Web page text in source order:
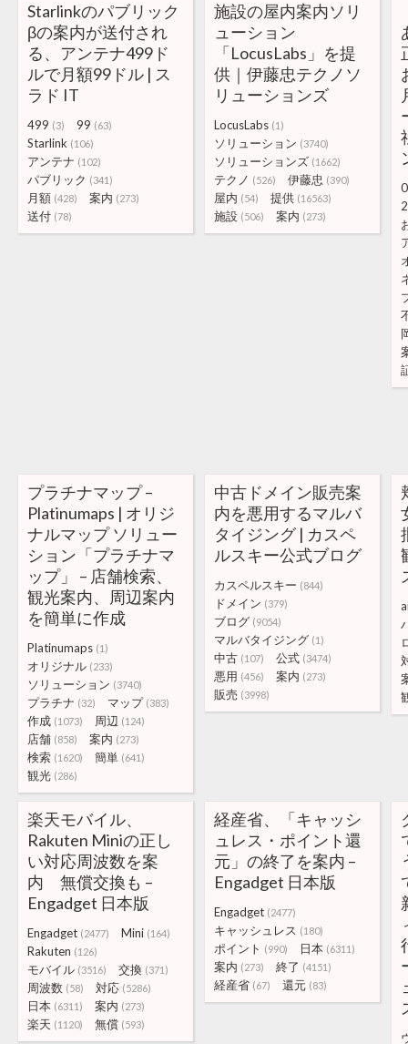
Starlinkのパブリック
βの案内が送付され
る、アンテナ499ド
ルで月額99ドル | ス
ラド IT
499 (3) 99 (63)
Starlink (106)
アンテナ (102)
パブリック (341)
月額 (428) 案内 (273)
送付 (78)
施設の屋内案内ソリ
ューション
「LocusLabs」を提
供｜伊藤忠テクノソ
リューションズ
LocusLabs (1)
ソリューション (3740)
ソリューションズ (1662)
テクノ (526) 伊藤忠 (390)
屋内 (54) 提供 (16563)
施設 (506) 案内 (273)
プラチナマップ –
Platinumaps | オリジ
ナルマップ ソリュー
ション「プラチナマ
ップ」 – 店舗検索、
観光案内、周辺案内
を簡単に作成
Platinumaps (1)
オリジナル (233)
ソリューション (3740)
プラチナ (32) マップ (383)
作成 (1073) 周辺 (124)
店舗 (858) 案内 (273)
検索 (1620) 簡単 (641)
観光 (286)
中古ドメイン販売案
内を悪用するマルバ
タイジング | カスペ
ルスキー公式ブログ
カスペルスキー (844)
ドメイン (379)
ブログ (9054)
マルバタイジング (1)
中古 (107) 公式 (3474)
悪用 (456) 案内 (273)
販売 (3998)
楽天モバイル、
Rakuten Miniの正し
い対応周波数を案
内 無償交換も –
Engadget 日本版
Engadget (2477) Mini (164)
Rakuten (126)
モバイル (3516) 交換 (371)
周波数 (58) 対応 (5286)
日本 (6311) 案内 (273)
楽天 (1120) 無償 (593)
経産省、「キャッシ
ュレス・ポイント還
元」の終了を案内 –
Engadget 日本版
Engadget (2477)
キャッシュレス (180)
ポイント (990) 日本 (6311)
案内 (273) 終了 (4151)
経産省 (67) 還元 (83)